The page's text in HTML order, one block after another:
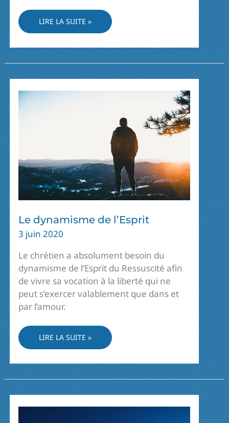
LA
RÉALISATION
DE
SON
AUTRES
LIRE LA SUITE »
Le dynamisme de l’Esprit
3 juin 2020
Le chrétien a absolument besoin du
dynamisme de l’Esprit du Ressuscité afin
de vivre sa vocation à la liberté qui ne
peut s’exercer valablement que dans et
par l’amour.
LE
DYNAMISME
DE
L’ESPRIT
LIRE LA SUITE »